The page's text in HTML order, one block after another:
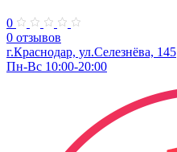
0
0 отзывов
г.Краснодар, ул.Селезнёва, 145
Пн-Вс 10:00-20:00